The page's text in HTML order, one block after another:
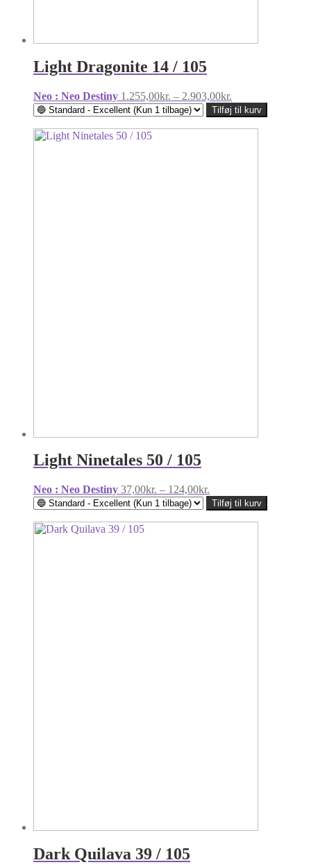
Light Dragonite 14 / 105
Neo : Neo Destiny 1.255,00kr. – 2.903,00kr.
1.255,00kr.
til
2.903,00kr.
Tilføj til kurv
Light Ninetales 50 / 105
Neo : Neo Destiny 37,00kr. – 124,00kr.
37,00kr.
til
124,00kr.
Tilføj til kurv
Dark Quilava 39 / 105